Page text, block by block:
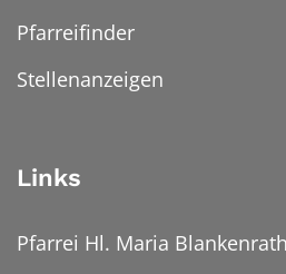
Pfarreifinder
Stellenanzeigen
Links
Pfarrei Hl. Maria Blankenrath